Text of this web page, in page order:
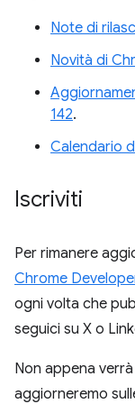
Note di
Novità di
142.
Calendario
Iscriviti
Per rimanere
Chrome
ogni volta che
seguici su X o
Non appena
aggiorneremo